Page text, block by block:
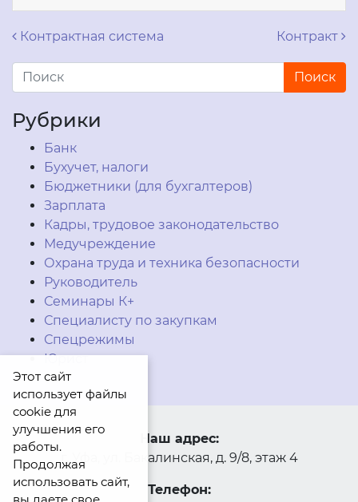
Навигация по записям
Контрактная система Контракт
Рубрики
Банк
Бухучет, налоги
Бюджетники (для бухгалтеров)
Зарплата
Кадры, трудовое законодательство
Медучреждение
Охрана труда и техника безопасности
Руководитель
Семинары К+
Специалисту по закупкам
Спецрежимы
Юрист
Наш адрес:
г. Уфа, ул. Бакалинская, д. 9/8, этаж 4
Телефон:
Этот сайт
использует файлы
cookie для
улучшения его
работы.
Продолжая
использовать сайт,